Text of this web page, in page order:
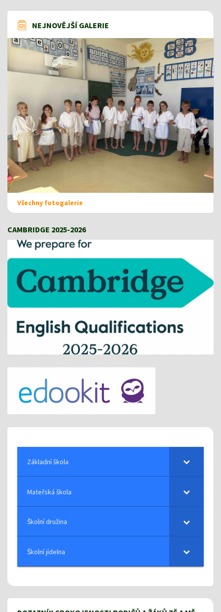
NEJNOVĚJŠÍ GALERIE
Všechny fotogalerie
CAMBRIDGE 2025-2026
Základní škola
Mateřská škola
Školní družina
Školní jídelna